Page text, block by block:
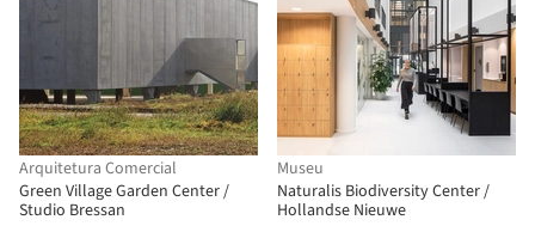
Arquitetura Comercial
Green Village Garden Center /
Studio Bressan
Museu
Naturalis Biodiversity Center /
Hollandse Nieuwe